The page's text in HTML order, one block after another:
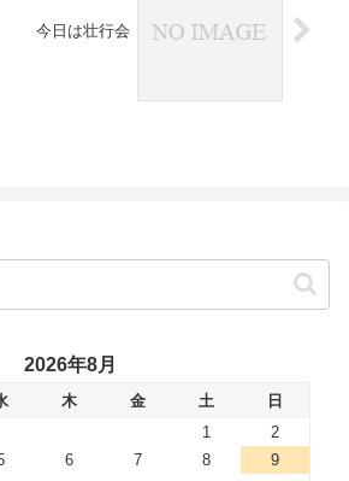
今日は壮行会
2026年8月
木 金 土
日
1
2
6 7 8
9